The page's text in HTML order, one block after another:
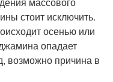
стоит исключить.
осенью или
опадает
возможно причина в